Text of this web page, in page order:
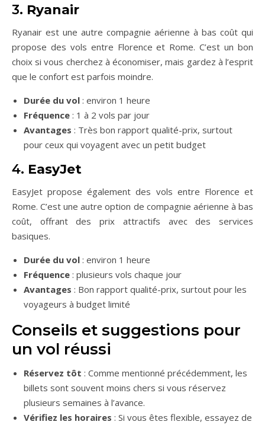
3. Ryanair
Ryanair est une autre compagnie aérienne à bas coût qui
propose des vols entre Florence et Rome. C’est un bon
choix si vous cherchez à économiser, mais gardez à l’esprit
que le confort est parfois moindre.
Durée du vol : environ 1 heure
Fréquence : 1 à 2 vols par jour
Avantages : Très bon rapport qualité-prix, surtout
pour ceux qui voyagent avec un petit budget
4. EasyJet
EasyJet propose également des vols entre Florence et
Rome. C’est une autre option de compagnie aérienne à bas
coût, offrant des prix attractifs avec des services
basiques.
Durée du vol : environ 1 heure
Fréquence : plusieurs vols chaque jour
Avantages : Bon rapport qualité-prix, surtout pour les
voyageurs à budget limité
Conseils et suggestions pour
un vol réussi
Réservez tôt : Comme mentionné précédemment, les
billets sont souvent moins chers si vous réservez
plusieurs semaines à l’avance.
Vérifiez les horaires : Si vous êtes flexible, essayez de